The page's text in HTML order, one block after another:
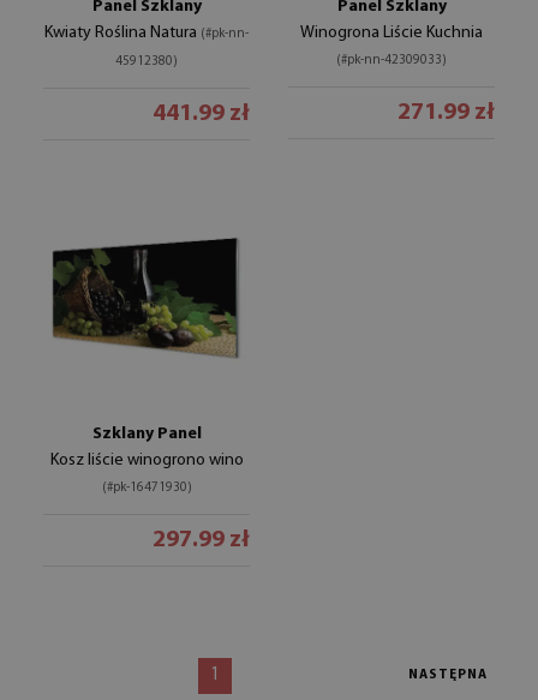
Panel Szklany
Kwiaty Roślina Natura (#pk-nn-
45912380)
441.99 zł
Panel Szklany
Winogrona Liście Kuchnia
(#pk-nn-42309033)
271.99 zł
Szklany Panel
Kosz liście winogrono wino
(#pk-16471930)
297.99 zł
1 NASTĘPNA